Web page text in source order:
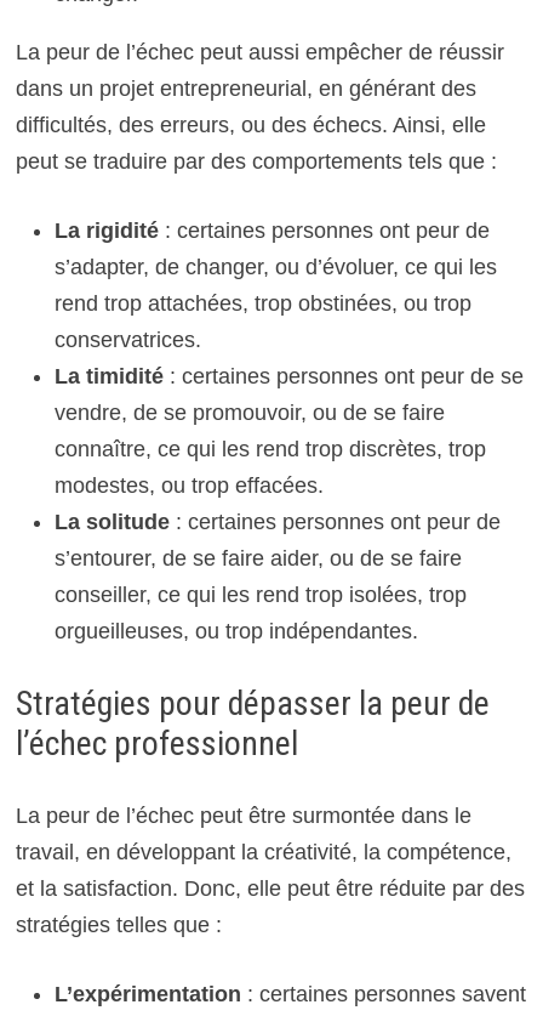
La peur de l’échec peut aussi empêcher de réussir
dans un projet entrepreneurial, en générant des
difficultés, des erreurs, ou des échecs. Ainsi, elle
peut se traduire par des comportements tels que :
La rigidité: certaines personnes ont peur de
s’adapter, de changer, ou d’évoluer, ce qui les
rend trop attachées, trop obstinées, ou trop
conservatrices.
La timidité: certaines personnes ont peur de se
vendre, de se promouvoir, ou de se faire
connaître, ce qui les rend trop discrètes, trop
modestes, ou trop effacées.
La solitude: certaines personnes ont peur de
s’entourer, de se faire aider, ou de se faire
conseiller, ce qui les rend trop isolées, trop
orgueilleuses, ou trop indépendantes.
Stratégies pour dépasser la peur de
l’échec professionnel
La peur de l’échec peut être surmontée dans le
travail, en développant la créativité, la compétence,
et la satisfaction. Donc, elle peut être réduite par des
stratégies telles que :
L’expérimentation : certaines personnes savent